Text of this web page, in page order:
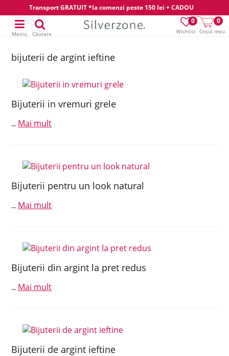
Transport GRATUIT *la comenzi peste 150 lei + CADOU
Wishlist
0
Coșul meu
0
Meniu Căutare
bijuterii de argint ieftine
Bijuterii in vremuri grele
... Mai mult
Bijuterii pentru un look natural
... Mai mult
Bijuterii din argint la pret redus
... Mai mult
Bijuterii de argint ieftine